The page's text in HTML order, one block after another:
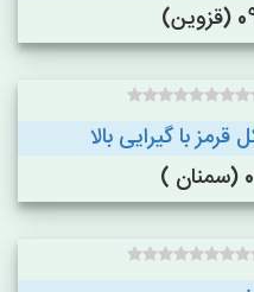
با گیرایی بالا
)